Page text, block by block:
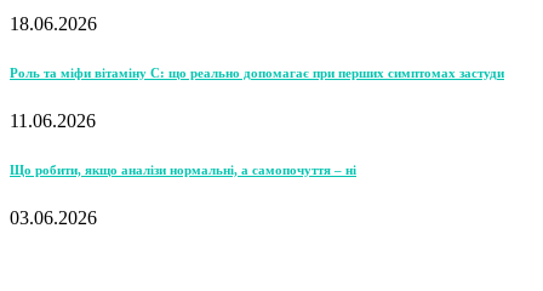
18.06.2026
Роль та міфи вітаміну С: що реально допомагає при перших симптомах застуди
11.06.2026
Що робити, якщо аналізи нормальні, а самопочуття – ні
03.06.2026